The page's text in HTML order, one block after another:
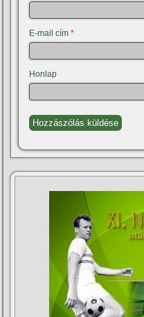
E-mail cím*
Honlap